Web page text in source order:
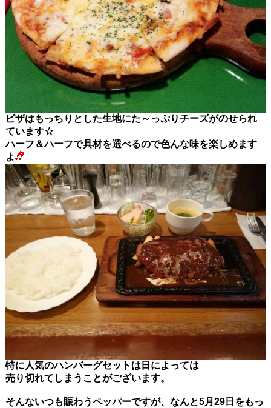
ピザはもっちりとした生地にた～っぷりチーズがのせられ
ています☆
ハーフ＆ハーフで具材を選べるので色んな味を楽しめます
よ
特に人気のハンバーグセットは日によっては
売り切れてしまうことがございます。
そんないつも賑わうペッパーですが、なんと5月29日をもっ